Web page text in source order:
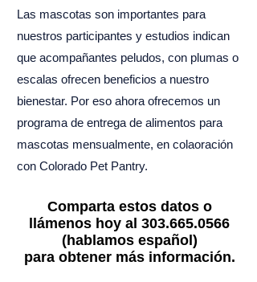
Las mascotas son importantes para
nuestros participantes y estudios indican
que acompañantes peludos, con plumas o
escalas ofrecen beneficios a nuestro
bienestar. Por eso ahora ofrecemos un
programa de entrega de alimentos para
mascotas mensualmente, en colaoración
con Colorado Pet Pantry.
Comparta estos datos o
llámenos hoy al 303.665.0566
(hablamos español)
para obtener más información.